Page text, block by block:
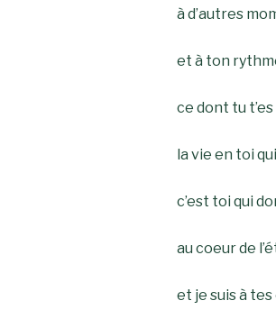
à d’autres
et à ton
ce dont tu
la vie en toi
c’est toi qui
au coeur de
et je suis à